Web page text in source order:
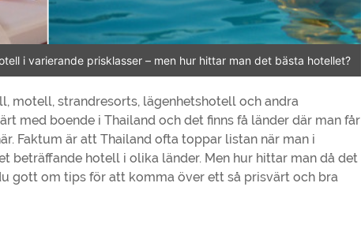
i varierande prisklasser – men hur hittar man det bästa hotellet?
motell, strandresorts, lägenhetshotell och andra
med boende i Thailand och det finns få länder där man får
Faktum är att Thailand ofta toppar listan när man i
beträffande hotell i olika länder. Men hur hittar man då det
gott om tips för att komma över ett så prisvärt och bra